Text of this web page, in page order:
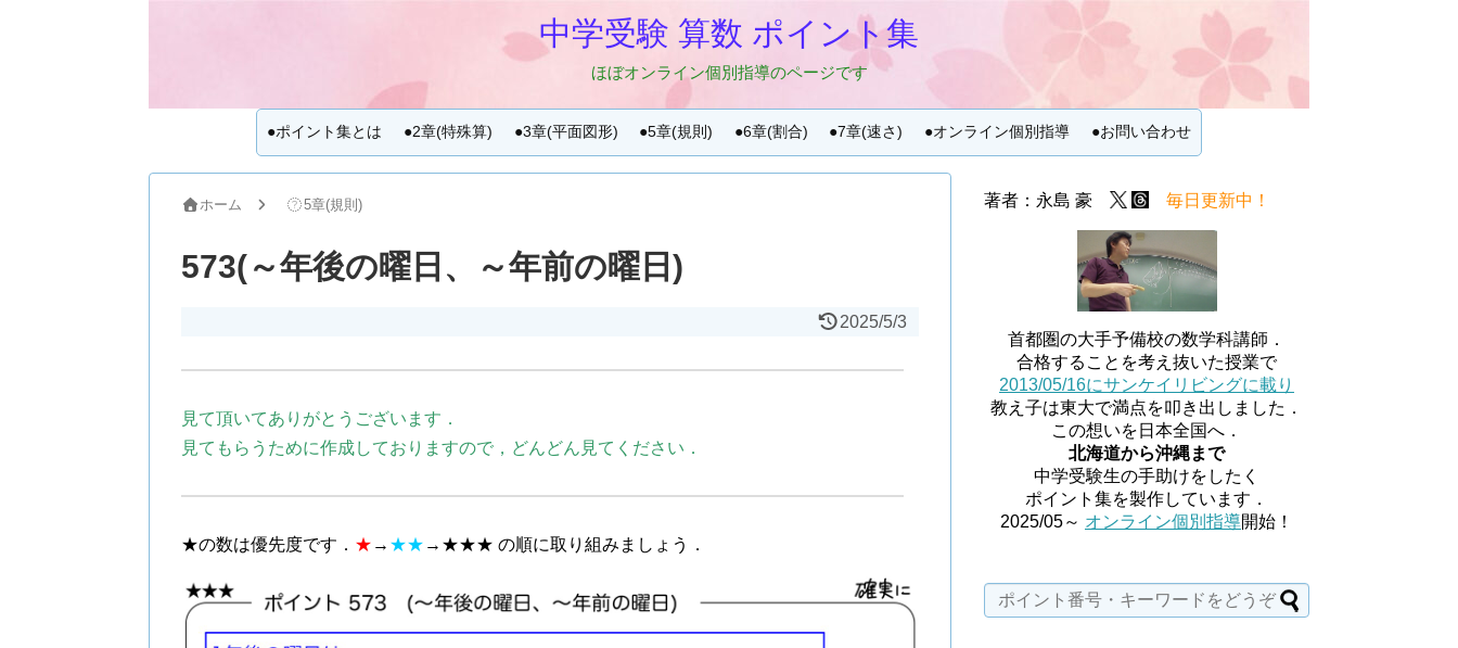
中学受験 算数 ポイント集
ほぼオンライン個別指導のページです
●ポイント集とは ●2章(特殊算) ●3章(平面図形) ●5章(規則) ●6章(割合) ●7章(速さ) ●オンライン個別指導 ●お問い合わせ
ホーム 5章(規則)
573(～年後の曜日、～年前の曜日)
2025/5/3
見て頂いてありがとうございます．
見てもらうために作成しておりますので，どんどん見てください．
★の数は優先度です． ★ → ★★ →★★★ の順に取り組みましょう．
著者：永島 豪 毎日更新中！
首都圏の大手予備校の数学科講師．
合格することを考え抜いた授業で
2013/05/16にサンケイリビングに載り
教え子は東大で満点を叩き出しました．
この想いを日本全国へ．
北海道から沖縄まで
中学受験生の手助けをしたく
ポイント集を製作しています．
2025/05～ オンライン個別指導開始！